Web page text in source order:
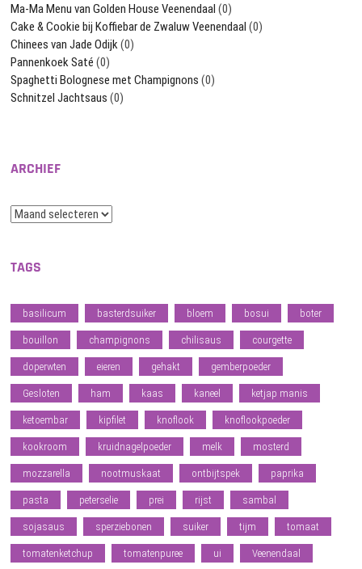
Ma-Ma Menu van Golden House Veenendaal (0)
Cake & Cookie bij Koffiebar de Zwaluw Veenendaal (0)
Chinees van Jade Odijk(0)
Pannenkoek Saté (0)
Spaghetti Bolognese met Champignons (0)
Schnitzel Jachtsaus (0)
ARCHIEF
Archief
TAGS
basilicum basterdsuiker bloem bosui boter
bouillon champignons chilisaus courgette
doperwten eieren gehakt gemberpoeder
Gesloten ham kaas kaneel ketjap manis
ketoembar kipfilet knoflook knoflookpoeder
kookroom kruidnagelpoeder melk mosterd
mozzarella nootmuskaat ontbijtspek paprika
pasta peterselie prei rijst sambal
sojasaus sperziebonen suiker tijm tomaat
tomatenketchup tomatenpuree ui Veenendaal